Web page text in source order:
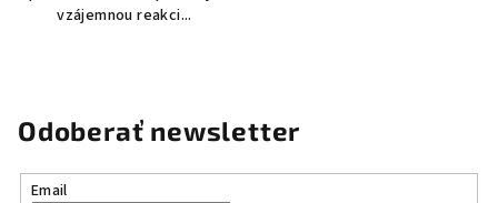
vzájemnou reakci...
Odoberať newsletter
Email